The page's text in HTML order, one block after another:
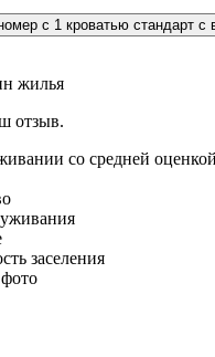
с 1 кроватью стандарт с
жилья
отзыв.
со средней оценкой
заселения